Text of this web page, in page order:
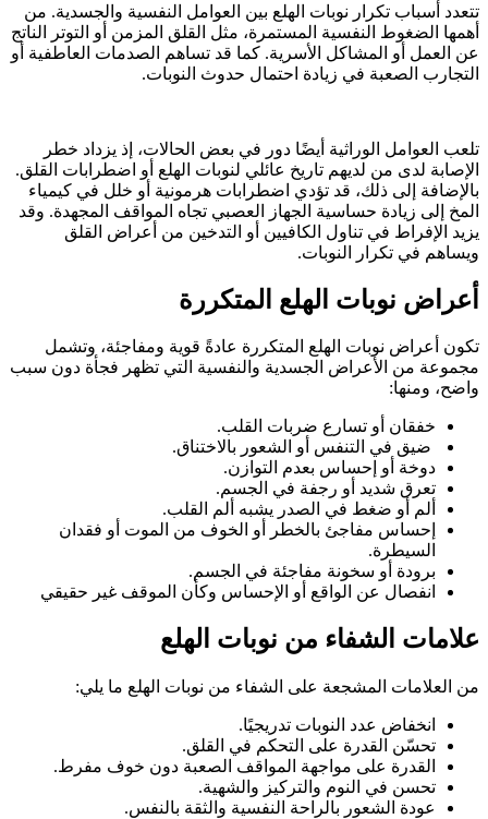
تتعدد أسباب تكرار نوبات الهلع بين العوامل النفسية والجسدية. من
أهمها الضغوط النفسية المستمرة، مثل القلق المزمن أو التوتر الناتج
عن العمل أو المشاكل الأسرية. كما قد تساهم الصدمات العاطفية أو
التجارب الصعبة في زيادة احتمال حدوث النوبات.
تلعب العوامل الوراثية أيضًا دور في بعض الحالات، إذ يزداد خطر
الإصابة لدى من لديهم تاريخ عائلي لنوبات الهلع أو اضطرابات القلق.
بالإضافة إلى ذلك، قد تؤدي اضطرابات هرمونية أو خلل في كيمياء
المخ إلى زيادة حساسية الجهاز العصبي تجاه المواقف المجهدة. وقد
يزيد الإفراط في تناول الكافيين أو التدخين من أعراض القلق
ويساهم في تكرار النوبات.
أعراض نوبات الهلع المتكررة
تكون أعراض نوبات الهلع المتكررة عادةً قوية ومفاجئة، وتشمل
مجموعة من الأعراض الجسدية والنفسية التي تظهر فجأة دون سبب
واضح، ومنها:
خفقان أو تسارع ضربات القلب.
ضيق في التنفس أو الشعور بالاختناق.
دوخة أو إحساس بعدم التوازن.
تعرق شديد أو رجفة في الجسم.
ألم أو ضغط في الصدر يشبه ألم القلب.
إحساس مفاجئ بالخطر أو الخوف من الموت أو فقدان
السيطرة.
برودة أو سخونة مفاجئة في الجسم.
انفصال عن الواقع أو الإحساس وكأن الموقف غير حقيقي
علامات الشفاء من نوبات الهلع
من العلامات المشجعة على الشفاء من نوبات الهلع ما يلي:
انخفاض عدد النوبات تدريجيًا.
تحسّن القدرة على التحكم في القلق.
القدرة على مواجهة المواقف الصعبة دون خوف مفرط.
تحسن في النوم والتركيز والشهية.
عودة الشعور بالراحة النفسية والثقة بالنفس.